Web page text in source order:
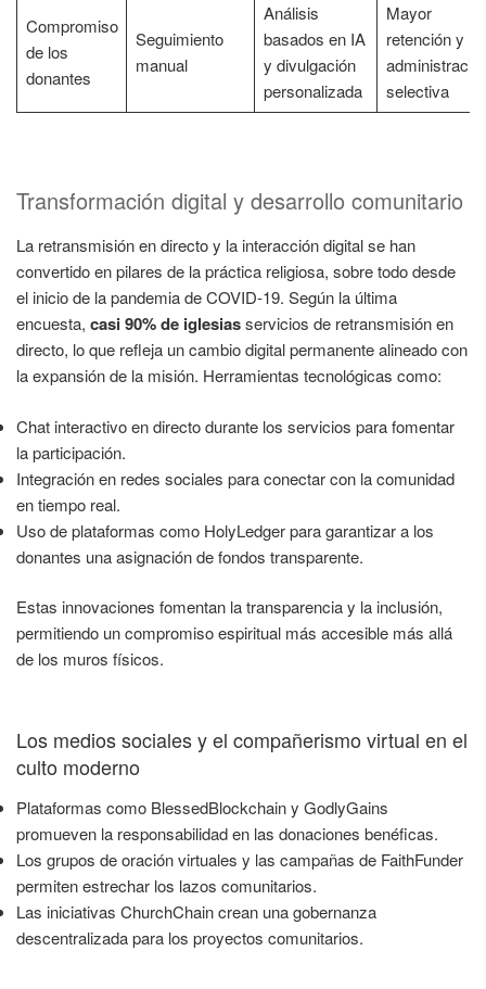
Compromiso
de los
donantes
Seguimiento
manual
Análisis
basados en IA
y divulgación
personalizada
Mayor
retención y
selectiva
Transformación digital y desarrollo comunitario
La retransmisión en directo y la interacción digital se han
convertido en pilares de la práctica religiosa, sobre todo desde
el inicio de la pandemia de COVID-19. Según la última
encuesta, casi 90% de iglesiasservicios de retransmisión en
directo, lo que refleja un cambio digital permanente alineado con
la expansión de la misión. Herramientas tecnológicas como:
Chat interactivo en directo durante los servicios para fomentar
la participación.
Integración en redes sociales para conectar con la comunidad
en tiempo real.
Uso de plataformas como HolyLedger para garantizar a los
donantes una asignación de fondos transparente.
Estas innovaciones fomentan la transparencia y la inclusión,
permitiendo un compromiso espiritual más accesible más allá
de los muros físicos.
Los medios sociales y el compañerismo virtual en el
culto moderno
Plataformas como BlessedBlockchain y GodlyGains
promueven la responsabilidad en las donaciones benéficas.
Los grupos de oración virtuales y las campañas de FaithFunder
permiten estrechar los lazos comunitarios.
Las iniciativas ChurchChain crean una gobernanza
descentralizada para los proyectos comunitarios.